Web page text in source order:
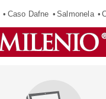
Caso Dafne Salmonela